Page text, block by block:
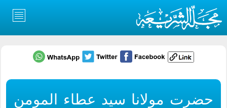
حضرت مولانا سید عطاء المومن